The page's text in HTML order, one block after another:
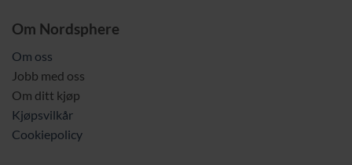
Om Nordsphere
Om oss
Jobb med oss
Om ditt kjøp
Kjøpsvilkår
Cookiepolicy